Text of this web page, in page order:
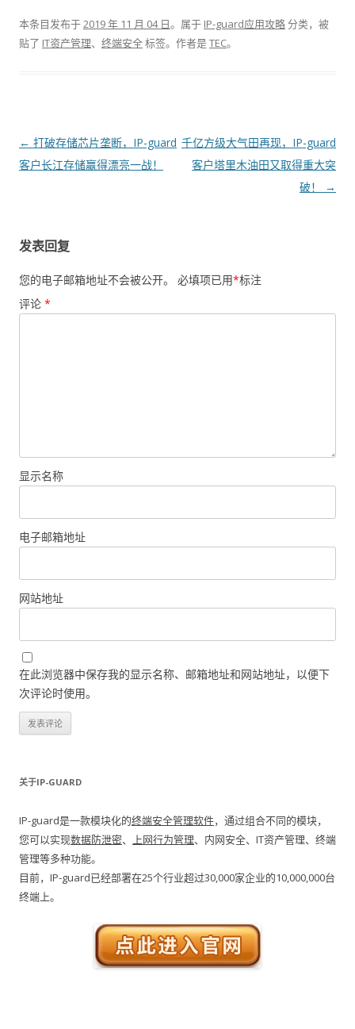
本条目发布于2019 年 11 月 04 日。属于 IP-guard应用攻略分类，被
贴了 IT资产管理、 终端安全标签。 作者是TEC。
文章导航
← 打破存储芯片垄断，IP-guard
客户长江存储赢得漂亮一战！
千亿方级大气田再现，IP-guard
客户塔里木油田又取得重大突
破！
→
发表回复
您的电子邮箱地址不会被公开。 必填项已用*标注
评论 *
显示名称
电子邮箱地址
网站地址
在此浏览器中保存我的显示名称、邮箱地址和网站地址，以便下
次评论时使用。
关于IP-GUARD
IP-guard是一款模块化的终端安全管理软件，通过组合不同的模块，
您可以实现数据防泄密、 上网行为管理、内网安全、IT资产管理、终端
管理等多种功能。
目前，IP-guard已经部署在25个行业超过30,000家企业的10,000,000台
终端上。